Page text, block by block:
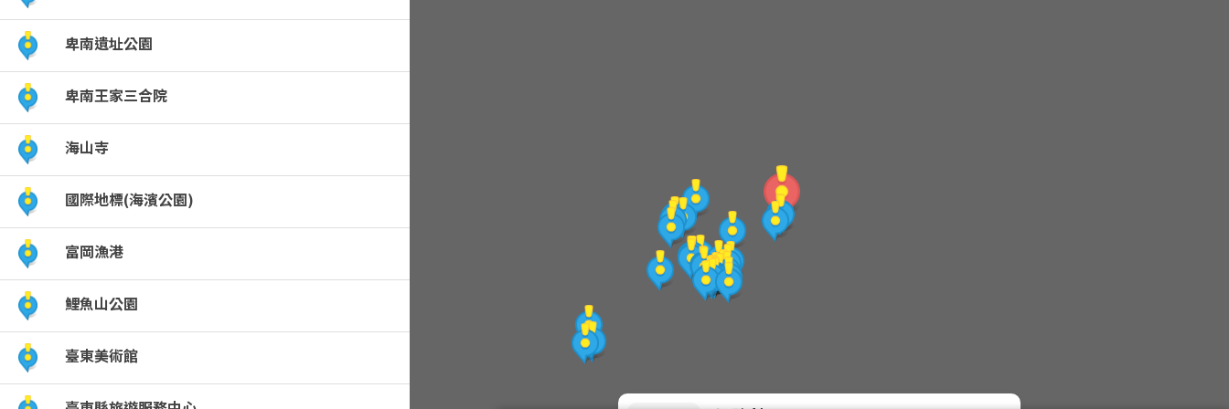
點
(觀
光
局
提
供)
卑南遺址公園
卑南王家三合院
海山寺
國際地標(海濱公園)
富岡漁港
鯉魚山公園
臺東美術館